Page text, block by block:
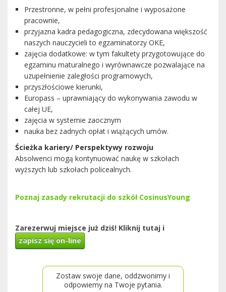
Przestronne, w pełni profesjonalne i wyposażone
pracownie,
przyjazna kadra pedagogiczna, zdecydowana większość
naszych nauczycieli to egzaminatorzy OKE,
zajęcia dodatkowe: w tym fakultety przygotowujące do
egzaminu maturalnego i wyrównawcze pozwalające na
uzupełnienie zaległości programowych,
przyszłościowe kierunki,
Europass – uprawniający do wykonywania zawodu w
całej UE,
zajęcia w systemie zaocznym
nauka bez żadnych opłat i wiążących umów.
Ścieżka kariery/ Perspektywy rozwoju
Absolwenci mogą kontynuować naukę w szkołach
wyższych lub szkołach policealnych.
Poznaj zasady rekrutacji do szkół CosinusYoung
Zarezerwuj miejsce już dziś! Kliknij tutaj i
zapisz się on-line
Zostaw swoje dane, oddzwonimy i
odpowiemy na Twoje pytania.